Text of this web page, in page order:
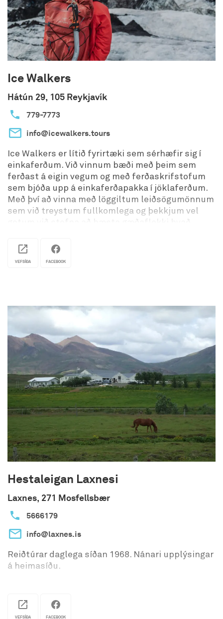
Ice Walkers
Hátún 29, 105 Reykjavík
779-7773
info@icewalkers.tours
Ice Walkers er lítið fyrirtæki sem sérhæfir sig í
einkaferðum. Við vinnum bæði með þeim sem
ferðast á eigin vegum og með ferðaskrifstofum
sem bjóða upp á einkaferðapakka í jöklaferðum.
Með því að vinna með löggiltum leiðsögumönnum
sem við treystum fullkomlega og þekkjum vel
greið og bein samskipti milli fyrirtækisins og
VEFSÍÐA FACEBOOK
Hestaleigan Laxnesi
Laxnes, 271 Mosfellsbær
5666179
info@laxnes.is
Reiðtúrar daglega síðan 1968. Nánari upplýsingar
á heimasíðu.
VEFSÍÐA FACEBOOK